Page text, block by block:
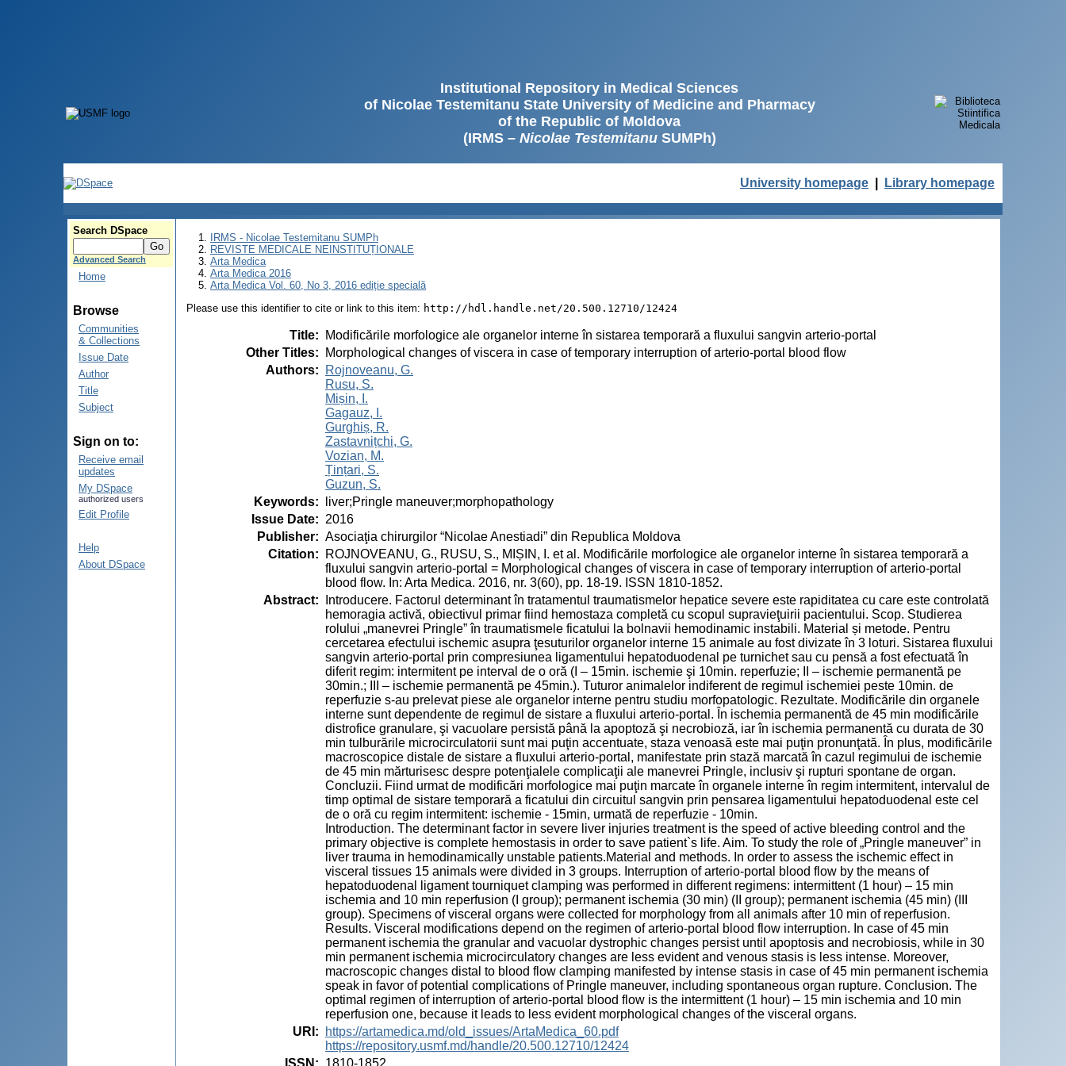
Institutional Repository in Medical Sciences
of Nicolae Testemitanu State University of Medicine and Pharmacy
of the Republic of Moldova
(IRMS – Nicolae TestemitanuSUMPh)
University homepage Library homepage
Search DSpace
Advanced Search
Home
Browse
Communities
& Collections
Issue Date
Author
Title
Subject
Sign on to:
Receive email
updates
My DSpace
authorized users
Edit Profile
Help
About DSpace
IRMS - Nicolae Testemitanu SUMPh
REVISTE MEDICALE NEINSTITUȚIONALE
Arta Medica
Arta Medica 2016
Arta Medica Vol. 60, No 3, 2016 ediție specială
Please use this identifier to cite or link to this item: http://hdl.handle.net/20.500.12710/12424
Title:
Modificările morfologice ale organelor interne în sistarea temporară a fluxului sangvin arterio-portal
Other Titles:
Morphological changes of viscera in case of temporary interruption of arterio-portal blood flow
Authors:
Rojnoveanu, G.
Rusu, S.
Mișin, I.
Gagauz, I.
Gurghiș, R.
Zastavnițchi, G.
Vozian, M.
Țințari, S.
Guzun, S.
Keywords:
liver;Pringle maneuver;morphopathology
Issue Date: 2016
Publisher: Asociaţia chirurgilor “Nicolae Anestiadi” din Republica Moldova
Citation:
ROJNOVEANU, G., RUSU, S., MIȘIN, I. et al. Modificările morfologice ale organelor interne în sistarea temporară a
fluxului sangvin arterio-portal = Morphological changes of viscera in case of temporary interruption of arterio-portal
blood flow. In: Arta Medica. 2016, nr. 3(60), pp. 18-19. ISSN 1810-1852.
Abstract:
Introducere. Factorul determinant în tratamentul traumatismelor hepatice severe este rapiditatea cu care este controlată
hemoragia activă, obiectivul primar fiind hemostaza completă cu scopul supravieţuirii pacientului. Scop. Studierea
rolului „manevrei Pringle” în traumatismele ficatului la bolnavii hemodinamic instabili. Material și metode. Pentru
cercetarea efectului ischemic asupra ţesuturilor organelor interne 15 animale au fost divizate în 3 loturi. Sistarea fluxului
sangvin arterio-portal prin compresiunea ligamentului hepatoduodenal pe turnichet sau cu pensă a fost efectuată în
diferit regim: intermitent pe interval de o oră (I – 15min. ischemie şi 10min. reperfuzie; II – ischemie permanentă pe
30min.; III – ischemie permanentă pe 45min.). Tuturor animalelor indiferent de regimul ischemiei peste 10min. de
reperfuzie s-au prelevat piese ale organelor interne pentru studiu morfopatologic. Rezultate. Modificările din organele
interne sunt dependente de regimul de sistare a fluxului arterio-portal. În ischemia permanentă de 45 min modificările
distrofice granulare, şi vacuolare persistă până la apoptoză şi necrobioză, iar în ischemia permanentă cu durata de 30
min tulburările microcirculatorii sunt mai puţin accentuate, staza venoasă este mai puţin pronunţată. În plus, modificările
macroscopice distale de sistare a fluxului arterio-portal, manifestate prin stază marcată în cazul regimului de ischemie
de 45 min mărturisesc despre potenţialele complicaţii ale manevrei Pringle, inclusiv şi rupturi spontane de organ.
Concluzii. Fiind urmat de modificări morfologice mai puţin marcate în organele interne în regim intermitent, intervalul de
timp optimal de sistare temporară a ficatului din circuitul sangvin prin pensarea ligamentului hepatoduodenal este сel
de o oră cu regim intermitent: ischemie - 15min, urmată de reperfuzie - 10min.
Introduction. The determinant factor in severe liver injuries treatment is the speed of active bleeding control and the
primary objective is complete hemostasis in order to save patient`s life. Aim. To study the role of „Pringle maneuver” in
liver trauma in hemodinamically unstable patients.Material and methods. In order to assess the ischemic effect in
visceral tissues 15 animals were divided in 3 groups. Interruption of arterio-portal blood flow by the means of
hepatoduodenal ligament tourniquet clamping was performed in different regimens: intermittent (1 hour) – 15 min
ischemia and 10 min reperfusion (I group); permanent ischemia (30 min) (II group); permanent ischemia (45 min) (III
group). Specimens of visceral organs were collected for morphology from all animals after 10 min of reperfusion.
Results. Visceral modifications depend on the regimen of arterio-portal blood flow interruption. In case of 45 min
permanent ischemia the granular and vacuolar dystrophic changes persist until apoptosis and necrobiosis, while in 30
min permanent ischemia microcirculatory changes are less evident and venous stasis is less intense. Moreover,
macroscopic changes distal to blood flow clamping manifested by intense stasis in case of 45 min permanent ischemia
speak in favor of potential complications of Pringle maneuver, including spontaneous organ rupture. Conclusion. The
optimal regimen of interruption of arterio-portal blood flow is the intermittent (1 hour) – 15 min ischemia and 10 min
reperfusion one, because it leads to less evident morphological changes of the visceral organs.
URI :
https://artamedica.md/old_issues/ArtaMedica_60.pdf
https://repository.usmf.md/handle/20.500.12710/12424
ISSN : 1810-1852